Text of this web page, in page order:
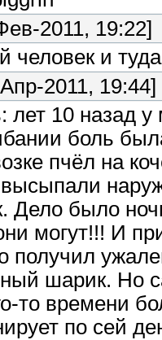
2011, 19:22]
и
2011, 19:44]
лет 10 назад
боль
пчёл на
Дело было
могут!!! И
получил
шарик. Но
то времени
по сей